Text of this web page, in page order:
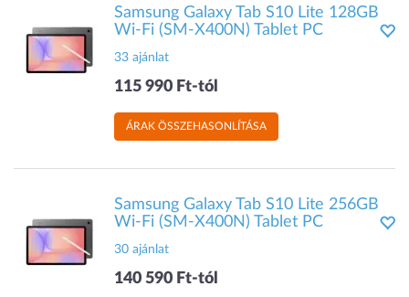
Samsung Galaxy Tab S10 Lite 128GB
Wi-Fi (SM-X400N) Tablet PC
33 ajánlat
115 990 Ft-tól
ÁRAK ÖSSZEHASONLÍTÁSA
Samsung Galaxy Tab S10 Lite 256GB
Wi-Fi (SM-X400N) Tablet PC
30 ajánlat
140 590 Ft-tól